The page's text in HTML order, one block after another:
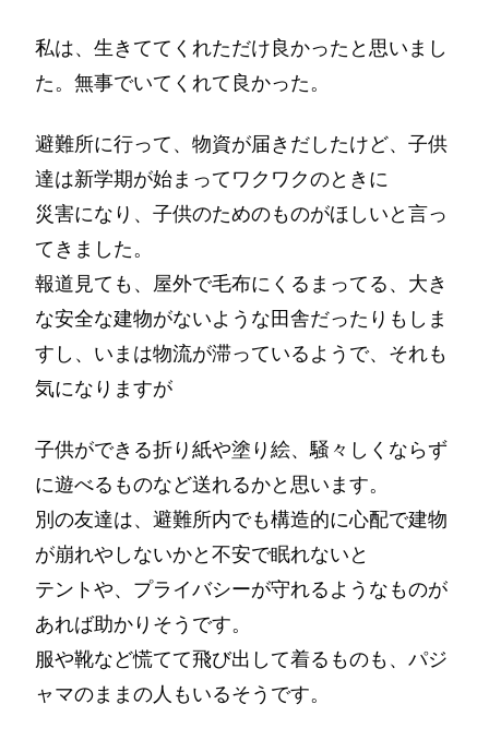
私は、生きててくれただけ良かったと思いまし
た。無事でいてくれて良かった。
避難所に行って、物資が届きだしたけど、子供
達は新学期が始まってワクワクのときに
災害になり、子供のためのものがほしいと言っ
てきました。
報道見ても、屋外で毛布にくるまってる、大き
な安全な建物がないような田舎だったりもしま
すし、いまは物流が滞っているようで、それも
気になりますが
子供ができる折り紙や塗り絵、騒々しくならず
に遊べるものなど送れるかと思います。
別の友達は、避難所内でも構造的に心配で建物
が崩れやしないかと不安で眠れないと
テントや、プライバシーが守れるようなものが
あれば助かりそうです。
服や靴など慌てて飛び出して着るものも、パジ
ャマのままの人もいるそうです。